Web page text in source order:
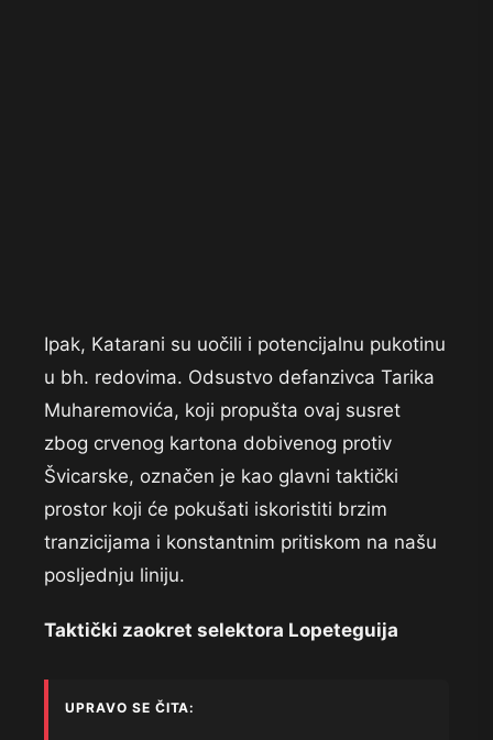
Ipak, Katarani su uočili i potencijalnu pukotinu
u bh. redovima. Odsustvo defanzivca Tarika
Muharemovića, koji propušta ovaj susret
zbog crvenog kartona dobivenog protiv
Švicarske, označen je kao glavni taktički
prostor koji će pokušati iskoristiti brzim
tranzicijama i konstantnim pritiskom na našu
posljednju liniju.
Taktički zaokret selektora Lopeteguija
UPRAVO SE ČITA: